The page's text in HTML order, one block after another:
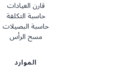
قارن العيادات
حاسبة التكلفة
حاسبة البصيلات
مسح الرأس
الموارد